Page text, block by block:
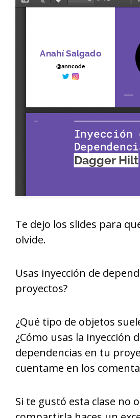
Te dejo los slides para
olvide.
Usas inyección de
proyectos?
¿Qué tipo de objetos
¿Cómo usas la inyección
dependencias en tu
cuentame en los
Si te gustó esta clase no